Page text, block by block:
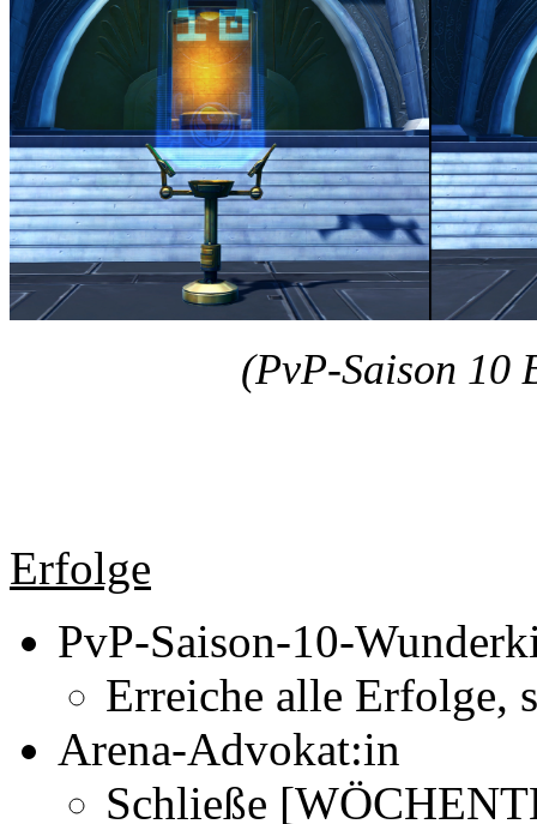
(PvP-Saison 10
Erfolge
PvP-Saison-10-
Erreiche alle Erfolge,
Arena-Advokat:in
Schließe